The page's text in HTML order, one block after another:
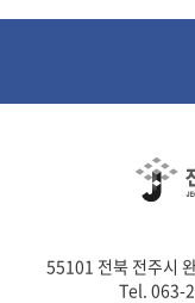
55101 전북 전주시
Tel. 063-